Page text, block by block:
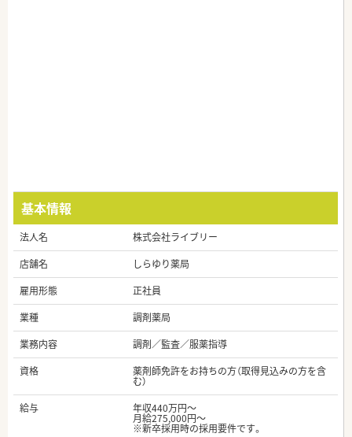
基本情報
法人名
株式会社ライブリー
店舗名
しらゆり薬局
雇用形態
正社員
業種
調剤薬局
業務内容
調剤／監査／服薬指導
資格
薬剤師免許をお持ちの方（取得見込みの方を含
む）
給与
年収440万円～
月給275,000円～
※新卒採用時の採用要件です。